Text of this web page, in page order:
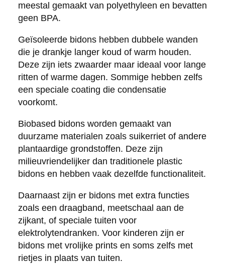
meestal gemaakt van polyethyleen en bevatten
geen BPA.
Geïsoleerde bidons hebben dubbele wanden
die je drankje langer koud of warm houden.
Deze zijn iets zwaarder maar ideaal voor lange
ritten of warme dagen. Sommige hebben zelfs
een speciale coating die condensatie
voorkomt.
Biobased bidons worden gemaakt van
duurzame materialen zoals suikerriet of andere
plantaardige grondstoffen. Deze zijn
milieuvriendelijker dan traditionele plastic
bidons en hebben vaak dezelfde functionaliteit.
Daarnaast zijn er bidons met extra functies
zoals een draagband, meetschaal aan de
zijkant, of speciale tuiten voor
elektrolytendranken. Voor kinderen zijn er
bidons met vrolijke prints en soms zelfs met
rietjes in plaats van tuiten.